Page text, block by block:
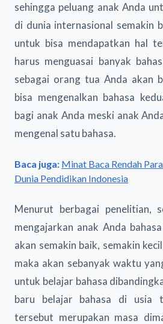
sehingga peluang anak Anda
di dunia internasional semakin
untuk bisa mendapatkan hal
harus menguasai banyak
sebagai orang tua Anda akan
bisa mengenalkan bahasa
bagi anak Anda meski anak
mengenal satu bahasa.
Baca juga: Minat Baca Rendah
Dunia Pendidikan Indonesia
Menurut berbagai penelitian,
mengajarkan anak Anda
akan semakin baik, semakin
maka akan sebanyak waktu
untuk belajar bahasa
baru belajar bahasa di usia
tersebut merupakan masa